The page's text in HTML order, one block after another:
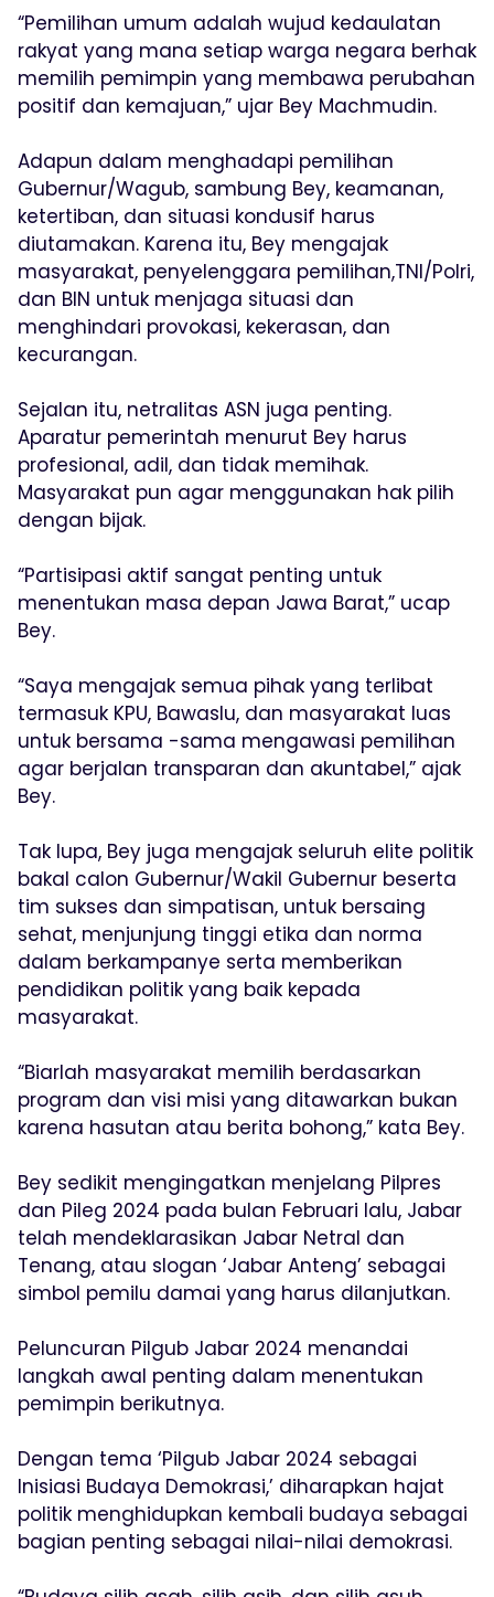
“Pemilihan umum adalah wujud kedaulatan
rakyat yang mana setiap warga negara berhak
memilih pemimpin yang membawa perubahan
positif dan kemajuan,” ujar Bey Machmudin.
Adapun dalam menghadapi pemilihan
Gubernur/Wagub, sambung Bey, keamanan,
ketertiban, dan situasi kondusif harus
diutamakan. Karena itu, Bey mengajak
masyarakat, penyelenggara pemilihan,TNI/Polri,
dan BIN untuk menjaga situasi dan
menghindari provokasi, kekerasan, dan
kecurangan.
Sejalan itu, netralitas ASN juga penting.
Aparatur pemerintah menurut Bey harus
profesional, adil, dan tidak memihak.
Masyarakat pun agar menggunakan hak pilih
dengan bijak.
“Partisipasi aktif sangat penting untuk
menentukan masa depan Jawa Barat,” ucap
Bey.
“Saya mengajak semua pihak yang terlibat
termasuk KPU, Bawaslu, dan masyarakat luas
untuk bersama -sama mengawasi pemilihan
agar berjalan transparan dan akuntabel,” ajak
Bey.
Tak lupa, Bey juga mengajak seluruh elite politik
bakal calon Gubernur/Wakil Gubernur beserta
tim sukses dan simpatisan, untuk bersaing
sehat, menjunjung tinggi etika dan norma
dalam berkampanye serta memberikan
pendidikan politik yang baik kepada
masyarakat.
“Biarlah masyarakat memilih berdasarkan
program dan visi misi yang ditawarkan bukan
karena hasutan atau berita bohong,” kata Bey.
Bey sedikit mengingatkan menjelang Pilpres
dan Pileg 2024 pada bulan Februari lalu, Jabar
telah mendeklarasikan Jabar Netral dan
Tenang, atau slogan ‘Jabar Anteng’ sebagai
simbol pemilu damai yang harus dilanjutkan.
Peluncuran Pilgub Jabar 2024 menandai
langkah awal penting dalam menentukan
pemimpin berikutnya.
Dengan tema ‘Pilgub Jabar 2024 sebagai
Inisiasi Budaya Demokrasi,’ diharapkan hajat
politik menghidupkan kembali budaya sebagai
bagian penting sebagai nilai-nilai demokrasi.